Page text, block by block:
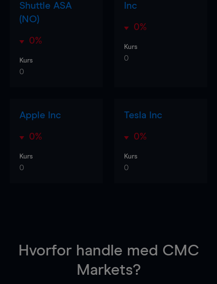
Shuttle ASA
(NO)
0%
Kurs
0
Inc
0%
Kurs
0
Apple Inc
0%
Kurs
0
Tesla Inc
0%
Kurs
0
Hvorfor handle med CMC
Markets?